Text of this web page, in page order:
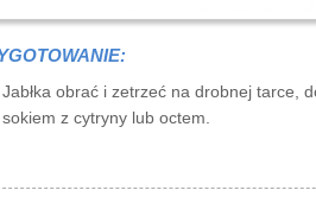
Jabłka obrać i zetrzeć na drobnej tarce,
sokiem z cytryny lub octem.